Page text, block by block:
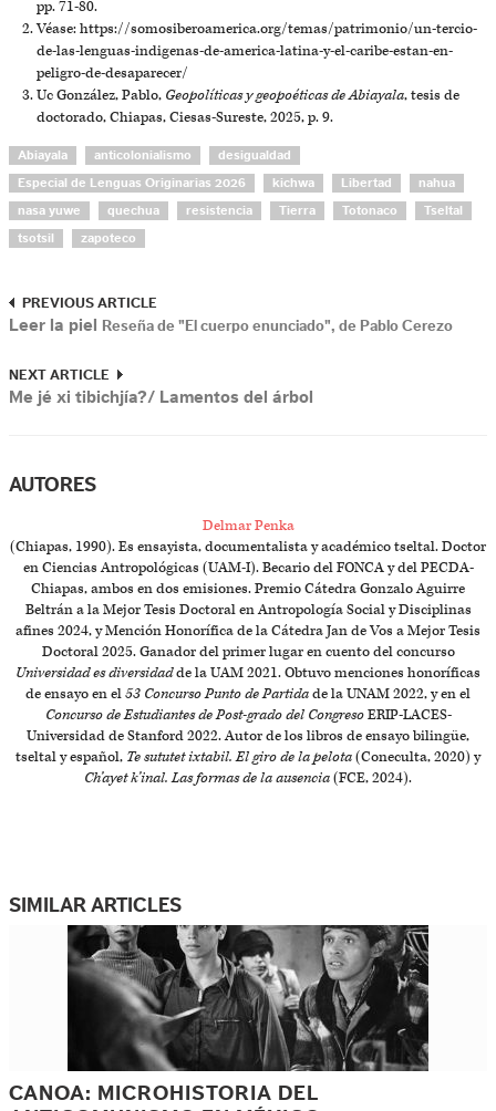
pp. 71-80.
Véase: https://somosiberoamerica.org/temas/patrimonio/un-tercio-
de-las-lenguas-indigenas-de-america-latina-y-el-caribe-estan-en-
peligro-de-desaparecer/
Uc González, Pablo, Geopolíticas y geopoéticas de Abiayala, tesis de
doctorado, Chiapas, Ciesas-Sureste, 2025, p. 9.
Abiayala anticolonialismo desigualdad
Especial de Lenguas Originarias 2026 kichwa Libertad nahua
nasa yuwe quechua resistencia Tierra Totonaco Tseltal
tsotsil zapoteco
PREVIOUS ARTICLE
Leer la piel Reseña de "El cuerpo enunciado", de Pablo Cerezo
NEXT ARTICLE
Me jé xi tibichjía?/ Lamentos del árbol
AUTORES
Delmar Penka
(Chiapas, 1990). Es ensayista, documentalista y académico tseltal. Doctor
en Ciencias Antropológicas (UAM-I). Becario del FONCA y del PECDA-
Chiapas, ambos en dos emisiones. Premio Cátedra Gonzalo Aguirre
Beltrán a la Mejor Tesis Doctoral en Antropología Social y Disciplinas
afines 2024, y Mención Honorífica de la Cátedra Jan de Vos a Mejor Tesis
Doctoral 2025. Ganador del primer lugar en cuento del concurso
Universidad es diversidadde la UAM 2021. Obtuvo menciones honoríficas
de ensayo en el53 Concurso Punto de Partidade la UNAM 2022, y en el
Concurso de Estudiantes de Post-grado del CongresoERIP-LACES-
Universidad de Stanford 2022. Autor de los libros de ensayo bilingüe,
tseltal y español, Te sututet ixtabil. El giro de la pelota(Coneculta, 2020) y
Ch’ayet k’inal. Las formas de la ausencia(FCE, 2024).
SIMILAR ARTICLES
CANOA: MICROHISTORIA DEL